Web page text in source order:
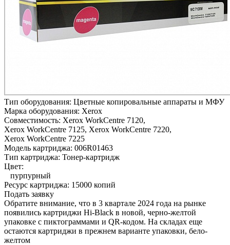
Тип оборудования: Цветные копировальные аппараты и МФУ
Марка оборудования: Xerox
Совместимость: Xerox WorkCentre 7120,
Xerox WorkCentre 7125, Xerox WorkCentre 7220,
Xerox WorkCentre 7225
Модель картриджа: 006R01463
Тип картриджа: Тонер-картридж
Цвет:
пурпурный
Ресурс картриджа: 15000 копий
Подать заявку
Обратите внимание, что в 3 квартале 2024 года на рынке
появились картриджи Hi-Black в новой, черно-желтой
упаковке с пиктограммами и QR-кодом. На складах еще
остаются картриджи в прежнем варианте упаковки, бело-
желтом